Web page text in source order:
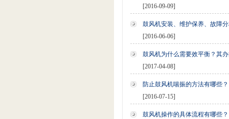
[2016-09-09]
鼓风机安装、维护保养、故障
[2016-06-06]
鼓风机为什么需要效平衡？其
[2017-04-08]
防止鼓风机喘振的方法有哪些？
[2016-07-15]
鼓风机操作的具体流程有哪些？